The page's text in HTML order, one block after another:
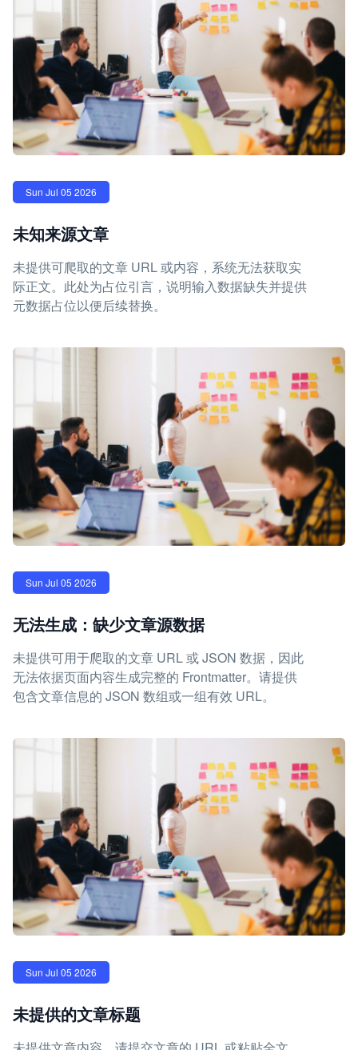
Sun Jul 05 2026
未知来源文章
未提供可爬取的文章 URL 或内容，系统无法获取实
际正文。此处为占位引言，说明输入数据缺失并提供
元数据占位以便后续替换。
Sun Jul 05 2026
无法生成：缺少文章源数据
未提供可用于爬取的文章 URL 或 JSON 数据，因此
无法依据页面内容生成完整的 Frontmatter。请提供
包含文章信息的 JSON 数组或一组有效 URL。
Sun Jul 05 2026
未提供的文章标题